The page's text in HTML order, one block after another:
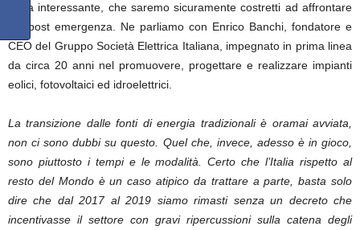
tema interessante, che saremo sicuramente costretti ad affrontare
nel post emergenza. Ne parliamo con Enrico Banchi, fondatore e
CEO del Gruppo Società Elettrica Italiana, impegnato in prima linea
da circa 20 anni nel promuovere, progettare e realizzare impianti
eolici, fotovoltaici ed idroelettrici.
La transizione dalle fonti di energia tradizionali è oramai avviata,
non ci sono dubbi su questo. Quel che, invece, adesso è in gioco,
sono piuttosto i tempi e le modalità. Certo che l’Italia rispetto al
resto del Mondo è un caso atipico da trattare a parte, basta solo
dire che dal 2017 al 2019 siamo rimasti senza un decreto che
incentivasse il settore con gravi ripercussioni sulla catena degli